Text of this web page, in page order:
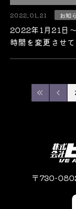
2022.01.21 お知
2022年1月21日
時間を変更さ
〒730-